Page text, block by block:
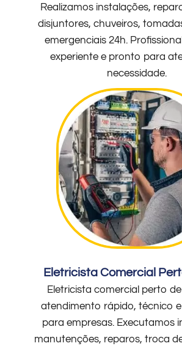
Realizamos instalações,
disjuntores, chuveiros,
emergenciais 24h.
experiente e pronto para
necessidade.
Eletricista Comercial
Eletricista comercial perto
atendimento rápido, técnico
para empresas. Executamos
manutenções, reparos, troca